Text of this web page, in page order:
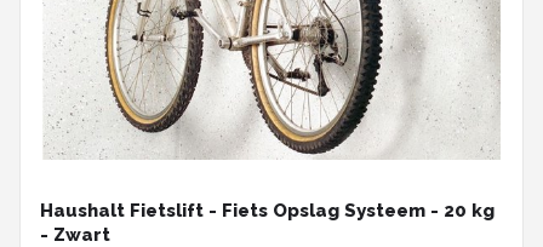
Haushalt Fietslift - Fiets Opslag Systeem - 20 kg
- Zwart